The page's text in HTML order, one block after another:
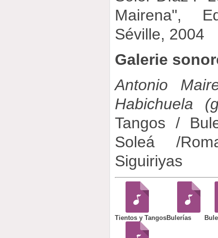
Mairena",
Séville, 2004
Galerie
Antonio
Habichuela
Tangos /
Soleá /
Siguiriyas
Tientos y TangosBulerías